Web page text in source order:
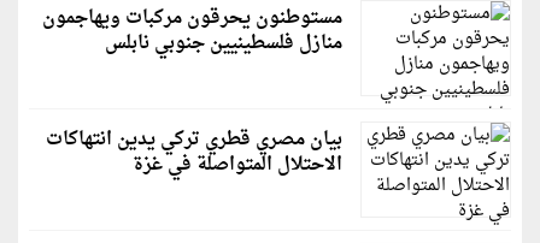
مستوطنون يحرقون مركبات ويهاجمون
منازل فلسطينيين جنوبي نابلس
بيان مصري قطري تركي يدين انتهاكات
الاحتلال المتواصلة في غزة